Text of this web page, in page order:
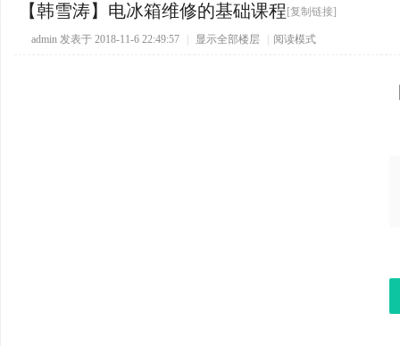
【韩雪涛】电冰箱维修的基础课程 [复制链接]
admin 发表于 2018-11-6 22:49:57 显示全部楼层 阅读模式